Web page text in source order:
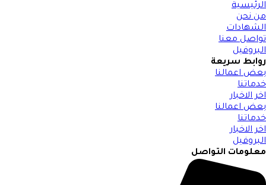
الرئيسية
من نحن
الشهادات
تواصل معنا
البروفيل
روابط سريعة
بعض اعمالنا
خدماتنا
اخر الاخبار
بعض اعمالنا
خدماتنا
اخر الاخبار
البروفيل
معلومات التواصل